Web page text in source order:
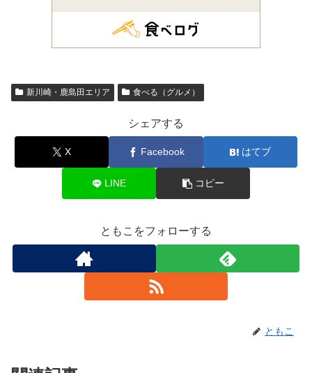
新川崎・鹿島田エリア 食べる（グルメ）
シェアする
X Facebook はてブ
LINE コピー
ともこをフォローする
ともこ